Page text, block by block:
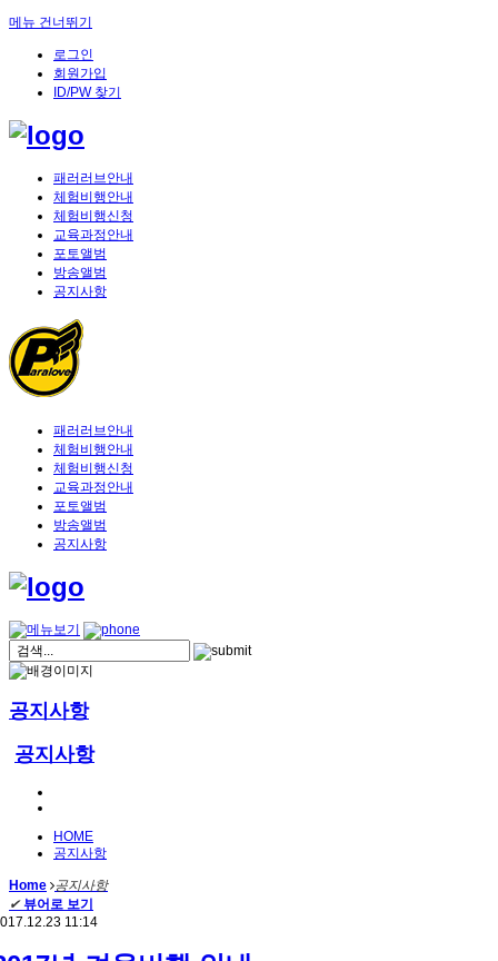
메뉴 건너뛰기
로그인
회원가입
ID/PW 찾기
패러러브안내
체험비행안내
체험비행신청
교육과정안내
포토앨범
방송앨범
공지사항
패러러브안내
체험비행안내
체험비행신청
교육과정안내
포토앨범
방송앨범
공지사항
공지사항
공지사항
HOME
공지사항
Home
공지사항
✔ 뷰어로 보기
11:14